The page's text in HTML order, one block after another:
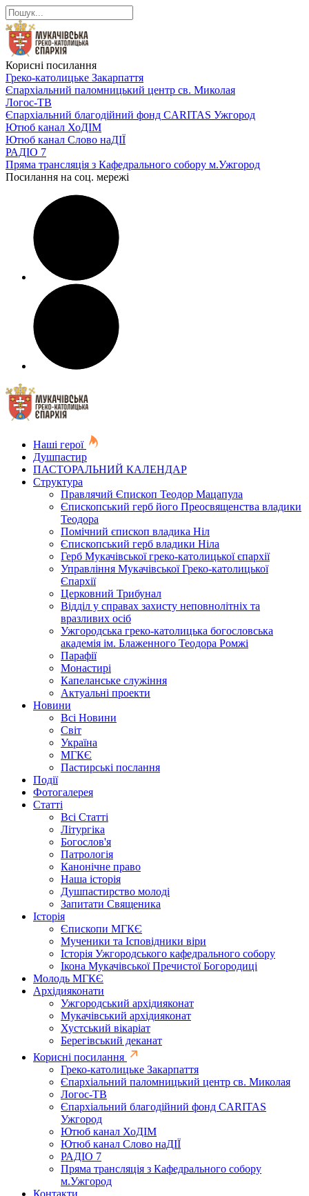
Корисні посилання
Греко-католицьке Закарпаття
Єпархіальний паломницький центр св. Миколая
Логос-ТВ
Єпархіальний благодійний фонд CARITAS Ужгород
Ютюб канал ХоДІМ
Ютюб канал Слово наДІЇ
РАДІО 7
Пряма трансляція з Кафедрального собору м.Ужгород
Посилання на соц. мережі
Наші герої
Душпастир
ПАСТОРАЛЬНИЙ КАЛЕНДАР
Структура
Правлячий Єпископ Теодор Мацапула
Єпископський герб його Преосвященства владики
Теодора
Помічний єпископ владика Ніл
Єпископський герб владики Ніла
Герб Мукачівської греко-католицької єпархії
Управління Мукачівської Греко-католицької
Єпархії
Церковний Трибунал
Відділ у справах захисту неповнолітніх та
вразливих осіб
Ужгородська греко-католицька богословська
академія ім. Блаженного Теодора Ромжі
Парафії
Монастирі
Капеланське служіння
Актуальні проекти
Новини
Всі Новини
Світ
Україна
МГКЄ
Пастирські послання
Події
Фотогалерея
Статті
Всі Статті
Літургіка
Богослов'я
Патрологія
Канонічне право
Наша історія
Душпастирство молоді
Запитати Священика
Історія
Єпископи МГКЄ
Мученики та Ісповідники віри
Історія Ужгородського кафедрального собору
Ікона Мукачівської Пречистої Богородиці
Молодь МГКЄ
Архідияконати
Ужгородський архідияконат
Мукачівський архідияконат
Хустський вікаріат
Берегівський деканат
Корисні посилання
Греко-католицьке Закарпаття
Єпархіальний паломницький центр св. Миколая
Логос-ТВ
Єпархіальний благодійний фонд CARITAS
Ужгород
Ютюб канал ХоДІМ
Ютюб канал Слово наДІЇ
РАДІО 7
Пряма трансляція з Кафедрального собору
м.Ужгород
Контакти